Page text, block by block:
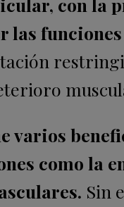
con la
las
varios
como la
Sin